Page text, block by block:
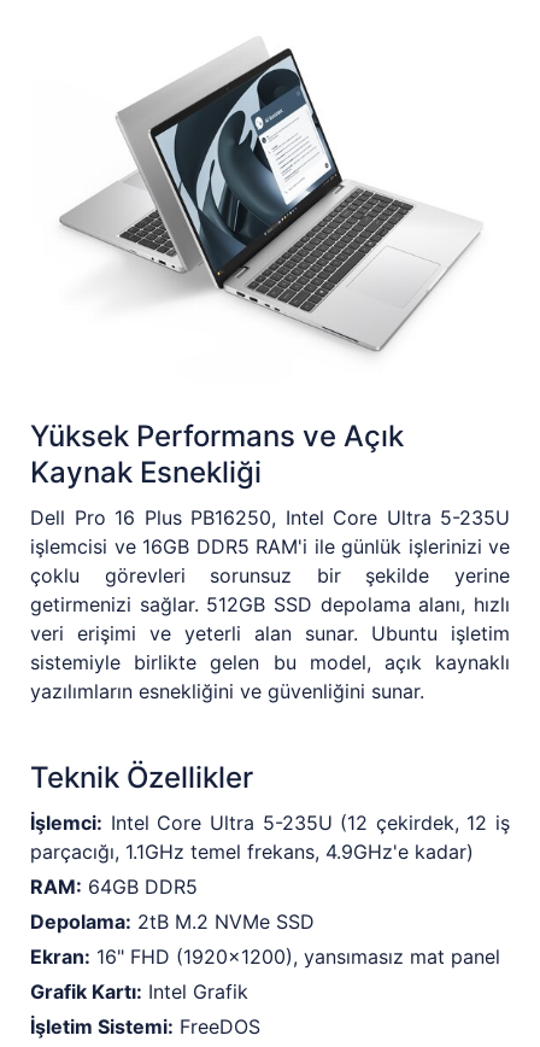
Yüksek Performans ve Açık
Kaynak Esnekliği
Dell Pro 16 Plus PB16250, Intel Core Ultra 5-235U
işlemcisi ve 16GB DDR5 RAM'i ile günlük işlerinizi ve
çoklu görevleri sorunsuz bir şekilde yerine
getirmenizi sağlar. 512GB SSD depolama alanı, hızlı
veri erişimi ve yeterli alan sunar. Ubuntu işletim
sistemiyle birlikte gelen bu model, açık kaynaklı
yazılımların esnekliğini ve güvenliğini sunar.
Teknik Özellikler
İşlemci: Intel Core Ultra 5-235U (12 çekirdek, 12 iş
parçacığı, 1.1GHz temel frekans, 4.9GHz'e kadar)
RAM: 64GB DDR5
Depolama: 2tB M.2 NVMe SSD
Ekran: 16" FHD (1920x1200), yansımasız mat panel
Grafik Kartı: Intel Grafik
İşletim Sistemi: FreeDOS